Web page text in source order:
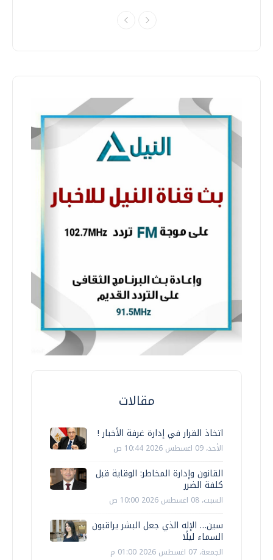
مقالات
اتخاذ القرار في إدارة غرفة الأخبار !
الأحد، 09 اغسطس 2026 10:44 ص
القانون وإدارة المخاطر: الوقاية قبل
كلفة الضرر
السبت، 08 اغسطس 2026 10:00 ص
سين… الإله الذي جعل البشر يراقبون
السماء ليلًا
الجمعة، 07 اغسطس 2026 01:00 م